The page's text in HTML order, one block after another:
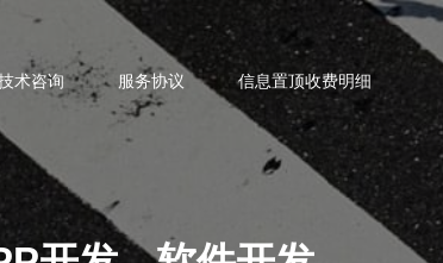
术咨询 服务协议 信息置顶收费明细